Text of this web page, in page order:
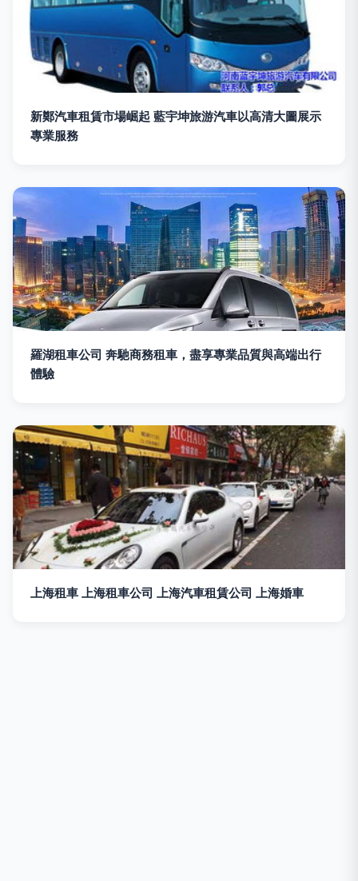
新鄭汽車租賃市場崛起 藍宇坤旅游汽車以高清大圖展示
專業服務
羅湖租車公司 奔馳商務租車，盡享專業品質與高端出行
體驗
上海租車 上海租車公司 上海汽車租賃公司 上海婚車